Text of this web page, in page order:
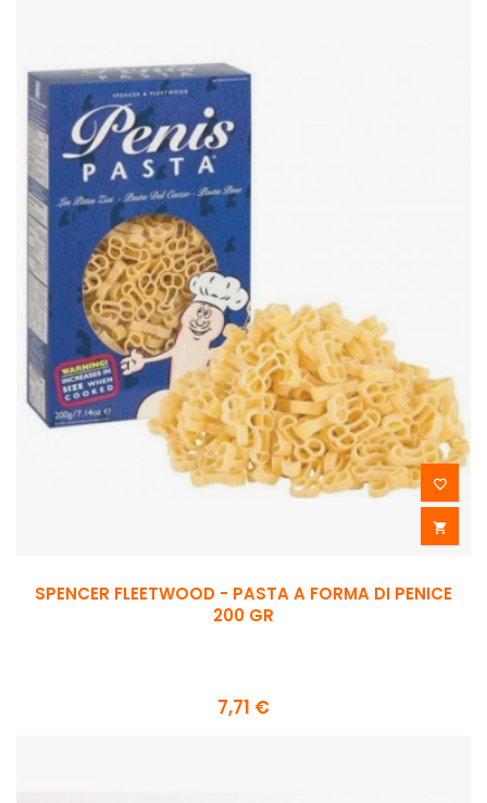


SPENCER FLEETWOOD - PASTA A FORMA DI PENICE
200 GR
7,71 €